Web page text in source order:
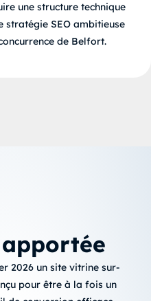
une structure technique
stratégie SEO ambitieuse
de Belfort.
2026 un site vitrine sur-
pour être à la fois un